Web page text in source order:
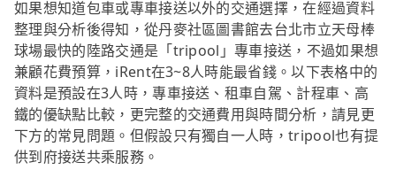
如果想知道包車或專車接送以外的交通選擇，在經過資料
整理與分析後得知，從丹麥社區圖書館去台北市立天母棒
球場最快的陸路交通是「tripool」專車接送，不過如果想
兼顧花費預算，iRent在3~8人時能最省錢。以下表格中的
資料是預設在3人時，專車接送、租車自駕、計程車、高
鐵的優缺點比較，更完整的交通費用與時間分析，請見更
下方的常見問題。但假設只有獨自一人時，tripool也有提
供到府接送共乘服務。